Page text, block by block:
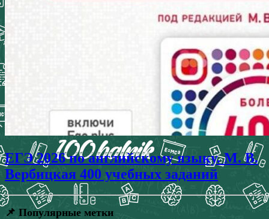
ЕГЭ 2026 по английскому языку. М. В.
Вербицкая 400 учебных заданий
📌 Популярные метки